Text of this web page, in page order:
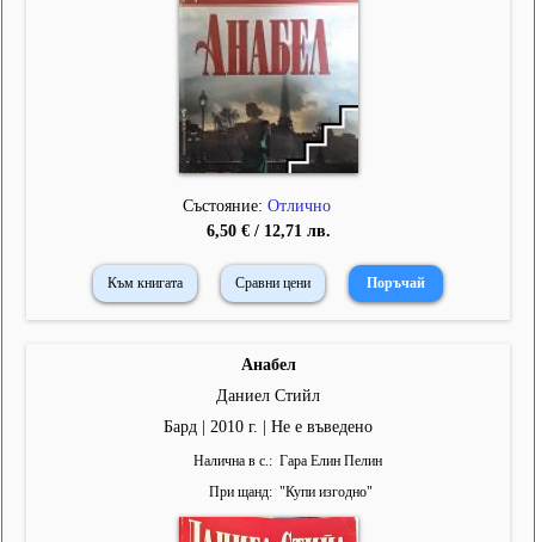
Състояние: Отлично
6,50 € / 12,71 лв.
Към книгата Сравни цени
Анабел
Даниел Стийл
Бард | 2010 г. | Не е въведено
Налична в с.
Гара Елин Пелин
При щанд
"Купи изгодно"